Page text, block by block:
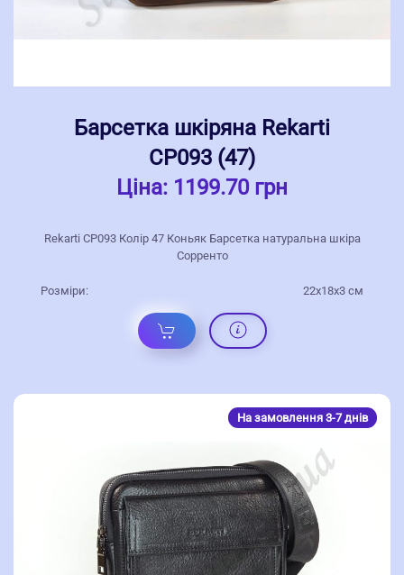
Барсетка шкіряна Rekarti
СР093 (47)
Ціна: 1199.70 грн
Rekarti СР093 Колір 47 Коньяк Барсетка натуральна шкіра
Сорренто
Розміри: 22х18х3 см
На замовлення 3-7 днів